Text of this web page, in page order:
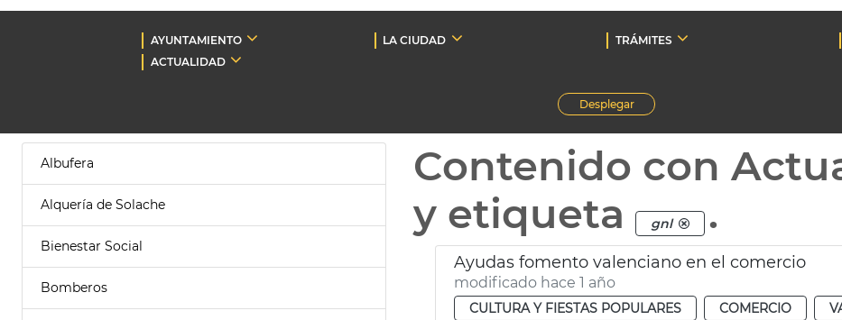
AYUNTAMIENTO LA CIUDAD TRÁMITES
ACTUALIDAD
Desplegar
Albufera
Alquería de Solache
Bienestar Social
Bomberos
Contenido con
y etiqueta gnl .
Ayudas fomento valenciano en el comercio
modificado hace 1 año
CULTURA Y FIESTAS POPULARES COMERCIO